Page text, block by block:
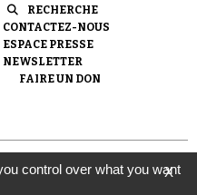
à Vera
RECHERCHE
CONTACTEZ-NOUS
ESPACE PRESSE
NEWSLETTER
FAIRE UN DON
| Une réalisation de
loi de 1901) avec
de la Shoah.
X
control over what you want